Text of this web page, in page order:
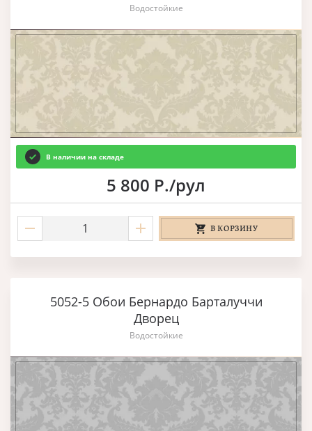
Водостойкие
В наличии на складе
5 800 Р./рул
В КОРЗИНУ
5052-5 Обои Бернардо Барталуччи
Дворец
Водостойкие